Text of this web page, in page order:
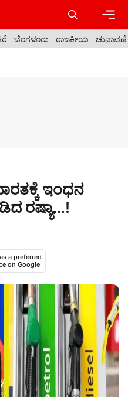
ಬೆಂಗಳೂರು ರಾಜಕೀಯ ಚುನಾವಣೆ
ಇಂಧನ
ರಷ್ಯಾ…!
a preferred
on Google